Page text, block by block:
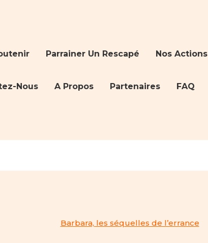
Parrainer Un Rescapé Nos Actions
Nous A Propos Partenaires FAQ
Barbara, les séquelles de l’errance